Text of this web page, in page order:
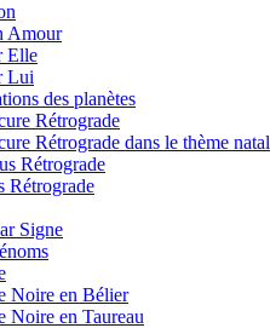
Amour
Elle
Lui
des planètes
Rétrograde
Rétrograde dans le thème natal
Rétrograde
Rétrograde
Signe
Noire en Bélier
Noire en Taureau